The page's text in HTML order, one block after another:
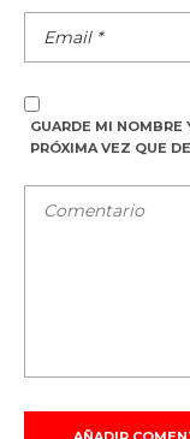
GUARDE MI NOMBRE
PRÓXIMA VEZ QUE